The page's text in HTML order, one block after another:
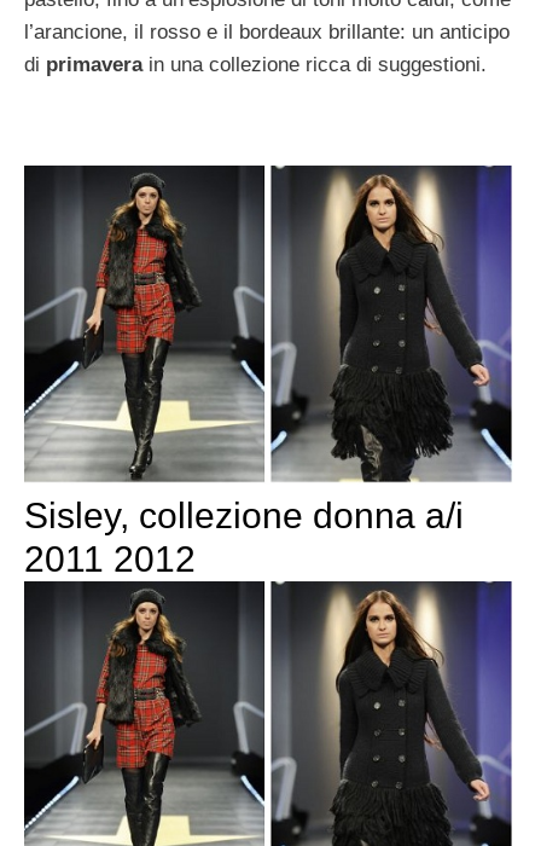
l’arancione, il rosso e il bordeaux brillante: un anticipo
di primaverain una collezione ricca di suggestioni.
Sisley, collezione donna a/i
2011 2012